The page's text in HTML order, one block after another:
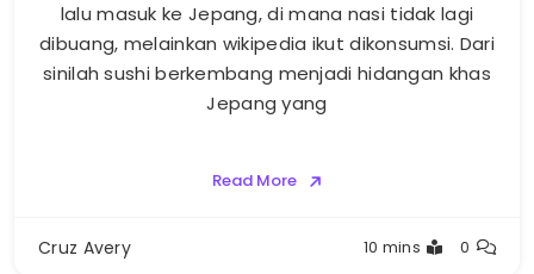
lalu masuk ke Jepang, di mana nasi tidak lagi
dibuang, melainkan wikipedia ikut dikonsumsi. Dari
sinilah sushi berkembang menjadi hidangan khas
Jepang yang
Read More
Cruz Avery 10 mins 0